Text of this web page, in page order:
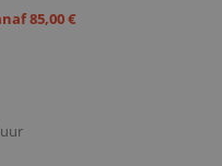
85,00 €